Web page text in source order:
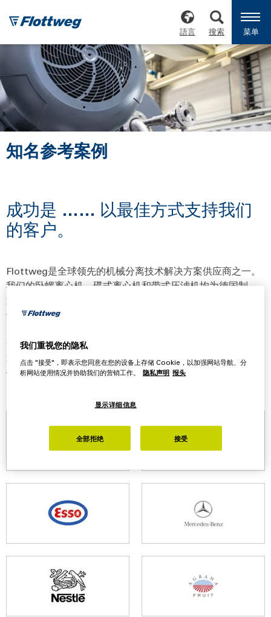
語言 搜索 菜单
知名参考案例
成功是 …… 以最佳方式支持我们
的客户。
Flottweg是全球领先的机械分离技术解决方案供应商之一。
我们的卧螺离心机、碟式离心机和带式压滤机均为德国制
造，是实现高效生产以及客户获得优质最终产品的前提条
件。
全世界众多知名的企业、集团和机构都使用Flottweg分离技
术。 多年来，我们一直为很多应用领域的客户提供支持，我
们每天都在努力使客户获得更多成功。
我们重视您的隐私
点击 "接受"，即表示您同意在您的设备上存储 Cookie，以加强网站导航、分
析网站使用情况并协助我们的营销工作。
隐私声明 报头
显示详细信息
全部拒绝 接受